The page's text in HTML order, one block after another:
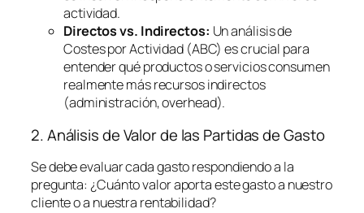
actividad.
Directos vs. Indirectos: Un análisis de
Costes por Actividad (ABC) es crucial para
entender qué productos o servicios consumen
realmente más recursos indirectos
(administración,overhead).
2. Análisis de Valor de las Partidas de Gasto
Se debe evaluar cada gasto respondiendo a la
pregunta: ¿Cuánto valor aporta este gasto a nuestro
cliente o a nuestra rentabilidad?